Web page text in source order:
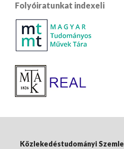
Folyóiratunkat indexeli
Közlekedéstudományi Szemle